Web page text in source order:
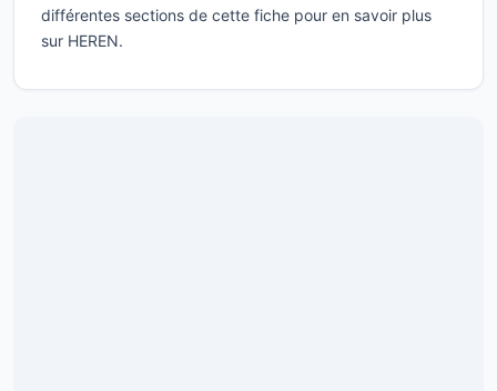
différentes sections de cette fiche pour en savoir plus
sur HEREN.